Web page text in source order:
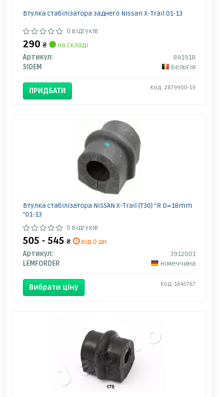
Втулка стабілізатора заднего Nissan X-Trail 01-13
0 відгуків
290 ₴
на складі
Артикул:
841918
SIDEM
Бельгія
ПРИДБАТИ Код: 2879900-19
Втулка стабілізатора NISSAN X-Trail (T30) "R D=18mm
"01-13
0 відгуків
505 - 545 ₴
від 0 дн.
Артикул:
3912001
LEMFORDER
Німеччина
Вибрати ціну Код: 1645767